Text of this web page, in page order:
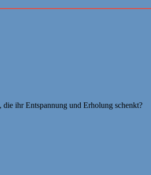
ihr Entspannung und Erholung schenkt?